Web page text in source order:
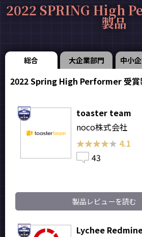
2022 SPRING High
製品
総合 大企業部門 中小
2022 Spring High Performer 受賞
toaster team
noco株式会社
★★★★★
★★★★★ 4.1
43
製品レビューを読む
Lychee